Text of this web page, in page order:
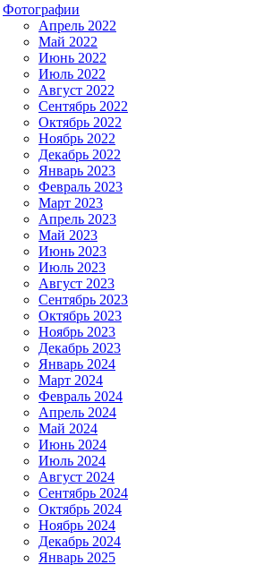
Фотографии
Апрель 2022
Май 2022
Июнь 2022
Июль 2022
Август 2022
Сентябрь 2022
Октябрь 2022
Ноябрь 2022
Декабрь 2022
Январь 2023
Февраль 2023
Март 2023
Апрель 2023
Май 2023
Июнь 2023
Июль 2023
Август 2023
Сентябрь 2023
Октябрь 2023
Ноябрь 2023
Декабрь 2023
Январь 2024
Март 2024
Февраль 2024
Апрель 2024
Май 2024
Июнь 2024
Июль 2024
Август 2024
Сентябрь 2024
Октябрь 2024
Ноябрь 2024
Декабрь 2024
Январь 2025